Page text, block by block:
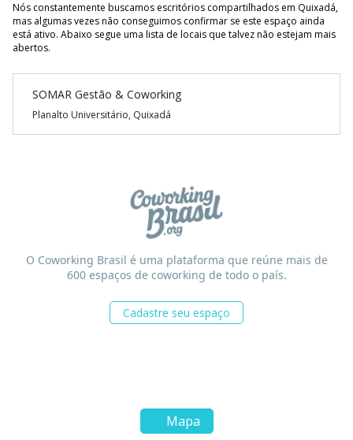
Nós constantemente buscamos escritórios compartilhados em Quixadá,
mas algumas vezes não conseguimos confirmar se este espaço ainda
está ativo. Abaixo segue uma lista de locais que talvez não estejam mais
abertos.
SOMAR Gestão & Coworking
Planalto Universitário, Quixadá
Mapa
O Coworking Brasil é uma plataforma que reúne mais de
600 espaços de coworking de todo o país.
Cadastre seu espaço